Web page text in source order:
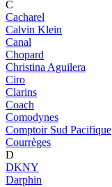
C
Cacharel
Calvin Klein
Canal
Chopard
Christina Aguilera
Ciro
Clarins
Coach
Comodynes
Comptoir Sud Pacifique
Courrèges
D
DKNY
Darphin